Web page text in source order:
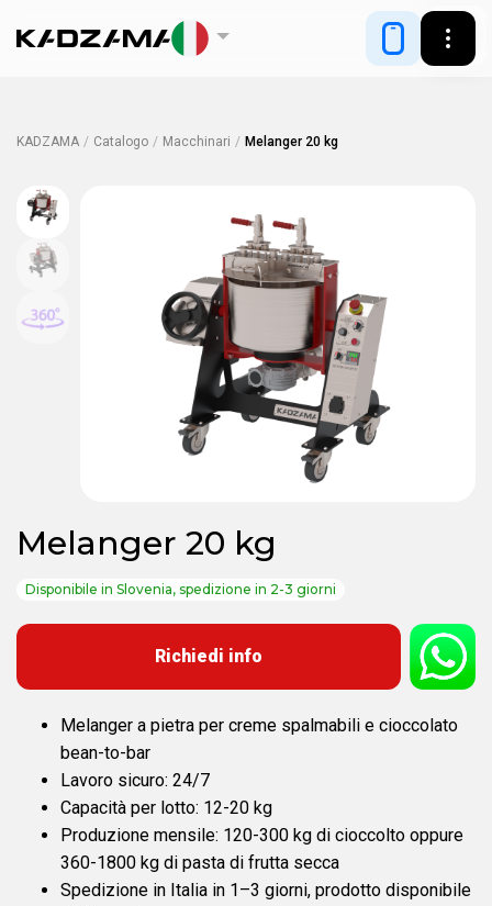
KADZAMA / Catalogo / Macchinari / Melanger 20 kg
Melanger 20 kg
Disponibile in Slovenia, spedizione in 2-3 giorni
Richiedi info
Melanger a pietra per creme spalmabili e cioccolato
bean-to-bar
Lavoro sicuro: 24/7
Capacità per lotto: 12-20 kg
Produzione mensile: 120-300 kg di cioccolto oppure
360-1800 kg di pasta di frutta secca
Spedizione in Italia in 1–3 giorni, prodotto disponibile